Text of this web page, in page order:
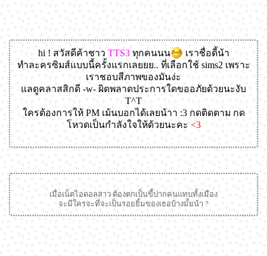
hi ! สวัสดีค้าชาว TTS3ทุกคนนน
เราชื่อตี้น้า
ทำละครซิมส์แบบนี้ครั้งแรกเลยยย.. ที่เลือกใช้ sims2 เพราะ
เราชอบสีภาพของมันง่ะ
แลดูคลาสสิกดี -w- ผิดพลาดประการใดขออภัยด้วยนะงับ
T^T
ใครต้องการให้ PM เม้นบอกได้เลยน้าา :3 กดติดตาม กด
โหวดเป็นกำลังใจให้ด้วยนะคะ<3
เมื่อเน็ตไอดอลสาว ต้องตกเป็นขี้ปากคนแทบทั้งเมือง
จะมีใครจะที่จะเป็นรอยยิ้มของเธอบ้างมั้ยน้า ?